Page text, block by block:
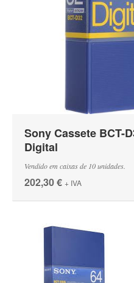
Sony Cassete BCT-
Digital
Vendido em caixas de 10 unidades.
202,30 € + IVA